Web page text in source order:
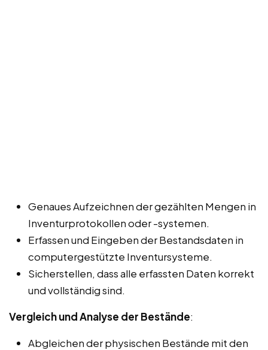
Genaues Aufzeichnen der gezählten Mengen in
Inventurprotokollen oder -systemen.
Erfassen und Eingeben der Bestandsdaten in
computergestützte Inventursysteme.
Sicherstellen, dass alle erfassten Daten korrekt
und vollständig sind.
Vergleich und Analyse der Bestände:
Abgleichen der physischen Bestände mit den